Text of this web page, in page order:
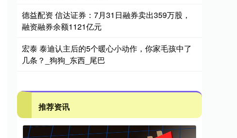
德益配资 信达证券：7月31日融券卖出359万股，
融资融券余额1121亿元
宏泰 泰迪认主后的5个暖心小动作，你家毛孩中了
几条？_狗狗_东西_尾巴
推荐资讯